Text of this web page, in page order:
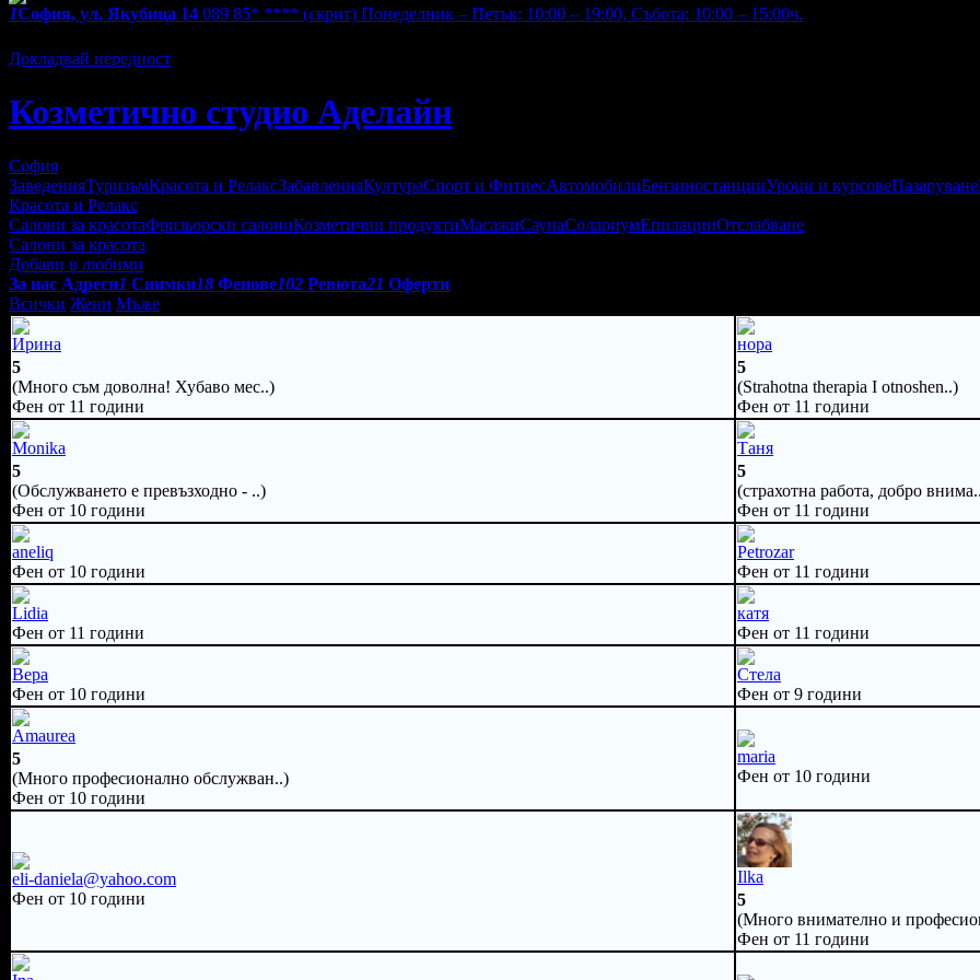
1София, ул. Якубица 14 089 85* **** (скрит) Понеделник – Петък: 10:00 – 19:00, Събота: 10:00 – 15:00ч.
Докладвай нередност
Козметично студио Аделайн
София
ЗаведенияТуризъмКрасота и РелаксЗабавленияКултураСпорт и ФитнесАвтомобилиБензиностанцииУроци и курсовеПазаруване
Красота и Релакс
Салони за красотаФризьорски салониКозметични продуктиМасажиСаунаСолариумЕпилацииОтслабване
Салони за красота
Добави в любими
За нас Адреси1 Снимки18 Фенове102 Ревюта21 Оферти
Всички Жени Мъже
Ирина
5
(Много съм доволна! Хубаво мес..)
Фен от 11 години
нора
5
(Strahotna therapia I otnoshen..)
Фен от 11 години
Monika
5
(Обслужването е превъзходно - ..)
Фен от 10 години
Таня
5
(страхотна работа, добро
Фен от 11 години
aneliq
Фен от 10 години
Petrozar
Фен от 11 години
Lidia
Фен от 11 години
катя
Фен от 11 години
Вера
Фен от 10 години
Стела
Фен от 9 години
Amaurea
5
(Много професионално обслужван..)
Фен от 10 години
maria
Фен от 10 години
eli-daniela@yahoo.com
Фен от 10 години
Ilka
5
(Много внимателно и
Фен от 11 години